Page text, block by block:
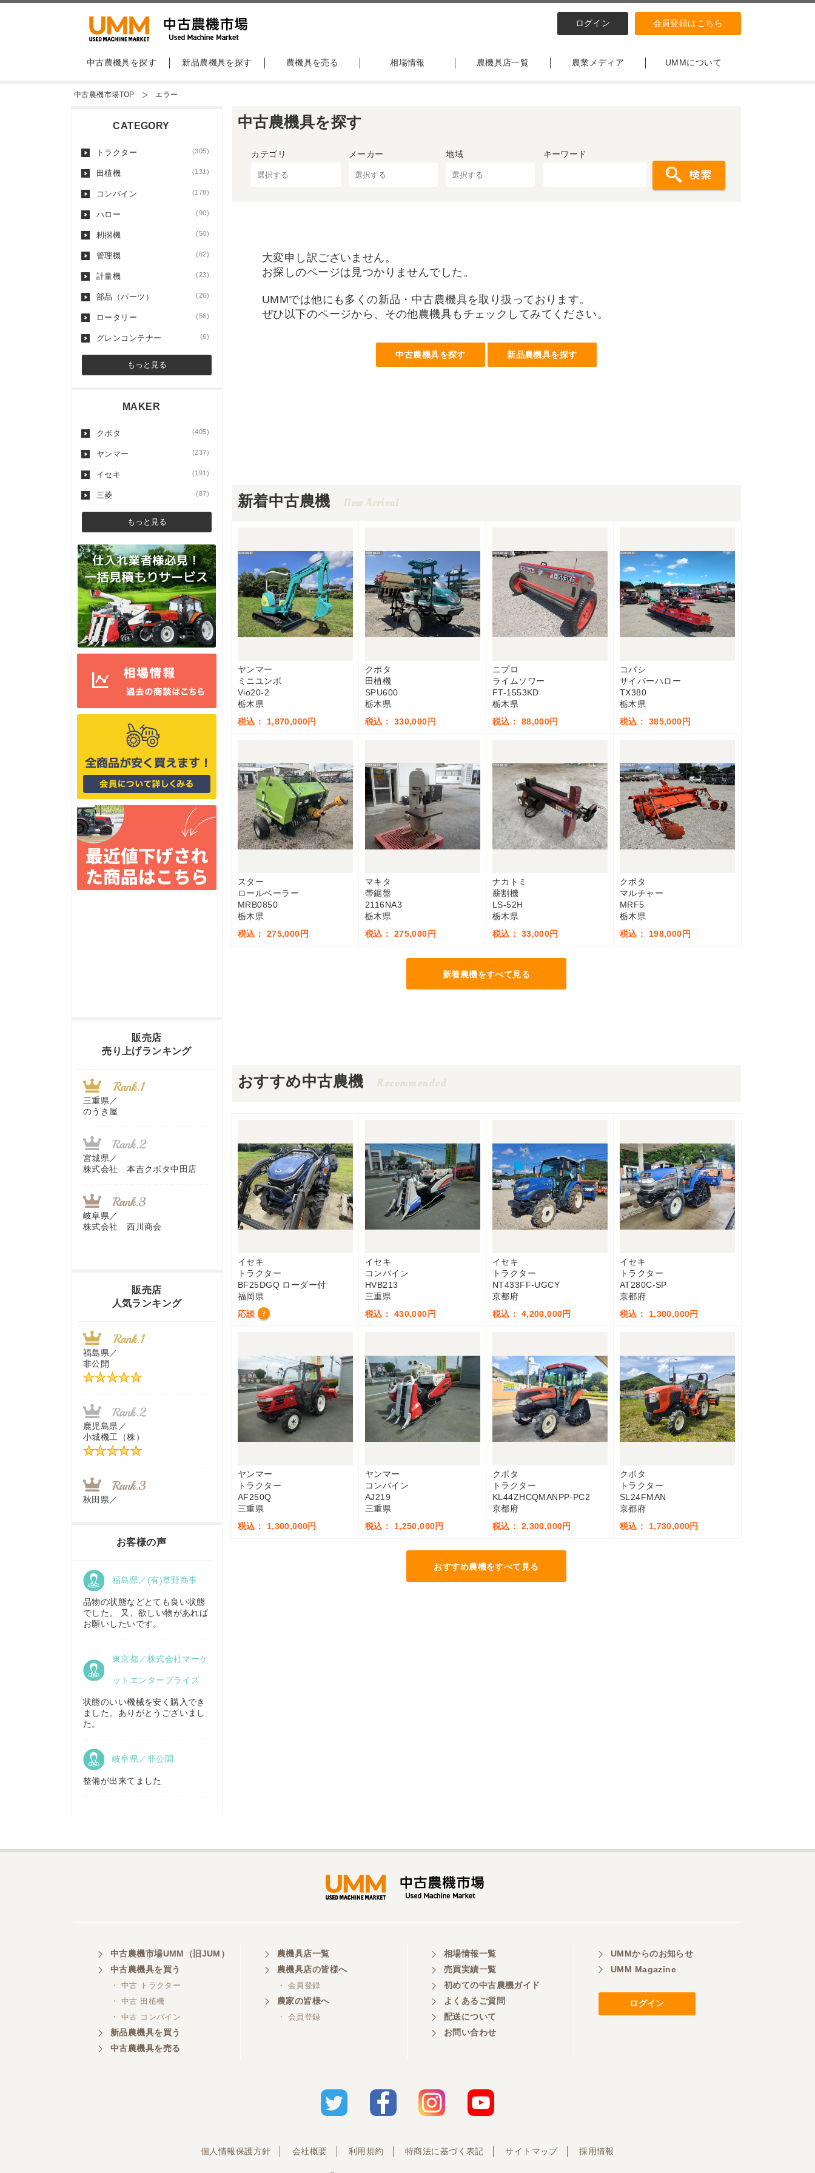
ログイン 会員登録はこちら
中古農機具を探す 新品農機具を探す 農機具を売る 相場情報 農機具店一覧 農業メディア UMMについて
中古農機市場TOP エラー
中古農機具を探す
カテゴリ メーカー 地域 キーワード
大変申し訳ございません。
お探しのページは見つかりませんでした。
UMMでは他にも多くの新品・中古農機具を取り扱っております。
ぜひ以下のページから、その他農機具もチェックしてみてください。
中古農機具を探す 新品農機具を探す
新着中古農機 New Arrival
ヤンマー
ミニユンボ
Vio20-2
栃木県
税込： 1,870,000円
クボタ
田植機
SPU600
栃木県
税込： 330,000円
ニプロ
ライムソワー
FT-1553KD
栃木県
税込： 88,000円
コバシ
サイバーハロー
TX380
栃木県
税込： 385,000円
スター
ロールベーラー
MRB0850
栃木県
税込： 275,000円
マキタ
帯鋸盤
2116NA3
栃木県
税込： 275,000円
ナカトミ
薪割機
LS-52H
栃木県
税込： 33,000円
クボタ
マルチャー
MRF5
栃木県
税込： 198,000円
新着農機をすべて見る
おすすめ中古農機 Recommended
イセキ
トラクター
BF25DGQ ローダー付
福岡県
応談
?
イセキ
コンバイン
HVB213
三重県
税込： 430,000円
イセキ
トラクター
NT433FF-UGCY
京都府
税込： 4,200,000円
イセキ
トラクター
AT280C-SP
京都府
税込： 1,300,000円
ヤンマー
トラクター
AF250Q
三重県
税込： 1,300,000円
ヤンマー
コンバイン
AJ219
三重県
税込： 1,250,000円
クボタ
トラクター
KL44ZHCQMANPP-PC2
京都府
税込： 2,300,000円
クボタ
トラクター
SL24FMAN
京都府
税込： 1,730,000円
おすすめ農機をすべて見る
CATEGORY
トラクター (305)
田植機 (131)
コンバイン (178)
ハロー (90)
籾摺機 (50)
管理機 (62)
計量機 (23)
部品（パーツ） (26)
ロータリー (56)
グレンコンテナー (6)
もっと見る
MAKER
クボタ (405)
ヤンマー (237)
イセキ (191)
三菱 (87)
もっと見る
販売店
売り上げランキング
三重県／
のうき屋
宮城県／
株式会社 本吉クボタ中田店
岐阜県／
株式会社 西川商会
農機リンクス
山梨県／
株式会社 ヨダ兄弟商会
近江商事合同会社：「茨城中古
農建機販売」
ガワ農機商会）
東京都／
株式会社マーケットエンタープ
ライズ
秋田県／
TMKトレーディング株式会社
販売店
人気ランキング
福島県／
非公開
鹿児島県／
小城機工（株）
秋田県／
香川県／
農機リンクス
株式会社キリノ
福島県／
株式会社トミタモータース
株式会社 ケイ・エス・エンタ
ープライズ
お客様の声
福島県／(有)草野商事
品物の状態などとても良い状態
でした。 又、欲しい物があれば
お願いしたいです。
東京都／株式会社マーケ
ットエンタープライズ
状態のいい機械を安く購入でき
ました。ありがとうございまし
た。
岐阜県／非公開
整備が出来てました
中古農機市場UMM（旧JUM）
中古農機具を買う
・ 中古 トラクター
・ 中古 田植機
・ 中古 コンバイン
新品農機具を買う
中古農機具を売る
農機具店一覧
農機具店の皆様へ
・ 会員登録
農家の皆様へ
・ 会員登録
相場情報一覧
売買実績一覧
初めての中古農機ガイド
よくあるご質問
配送について
お問い合わせ
UMMからのお知らせ
UMM Magazine
ログイン
個人情報保護方針 会社概要 利用規約 特商法に基づく表記 サイトマップ 採用情報